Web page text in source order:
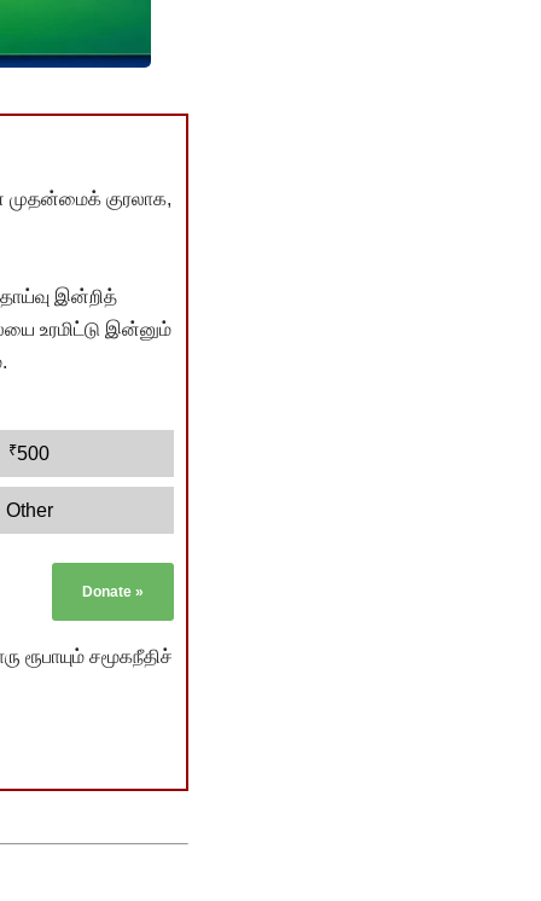
முதன்மைக் குரலாக,
இன்றித்
உரமிட்டு இன்னும்
₹500
Other
Donate »
சமூகநீதிச்